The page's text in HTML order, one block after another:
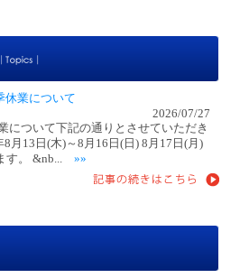
休業について
2026/07/27
について下記の通りとさせていただき
13日(木)～8月16日(日) 8月17日(月)
す。 &nb...»»